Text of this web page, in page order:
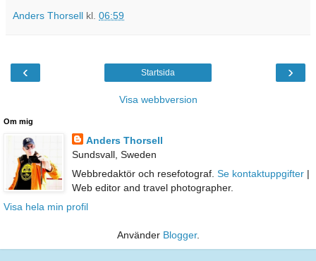
Anders Thorsell kl. 06:59
‹ ›
Startsida
Visa webbversion
Om mig
Anders Thorsell
Sundsvall, Sweden
Webbredaktör och resefotograf. Se kontaktuppgifter|
Web editor and travel photographer.
Visa hela min profil
Använder Blogger.